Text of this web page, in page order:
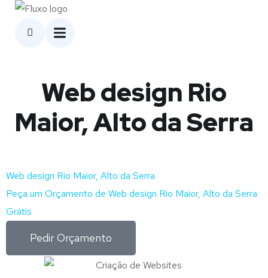
Web design Rio
Maior, Alto da Serra
Web design Rio Maior, Alto da Serra
Peça um Orçamento de Web design Rio Maior, Alto da Serra
Grátis
Pedir Orçamento